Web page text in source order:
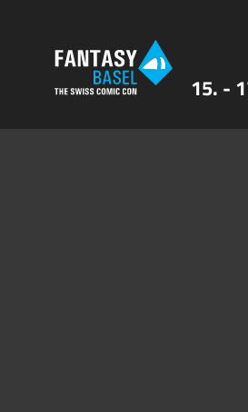
15. -